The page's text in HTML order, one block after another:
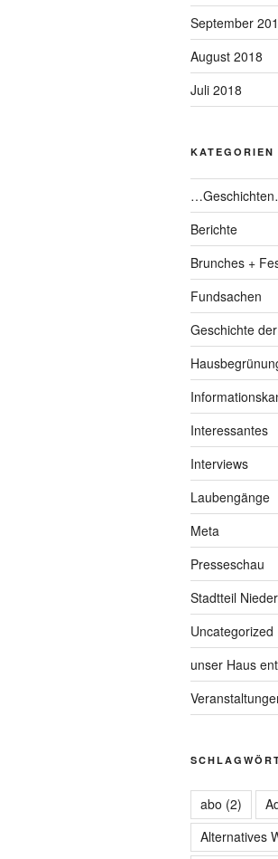
September
August 2018
Juli 2018
KATEGORIEN
Berichte
Brunches +
Fundsachen
Geschichte
Interessantes
Interviews
Laubengänge
Meta
Presseschau
Stadtteil
Uncategorized
unser Haus
abo (2)
Alternatives